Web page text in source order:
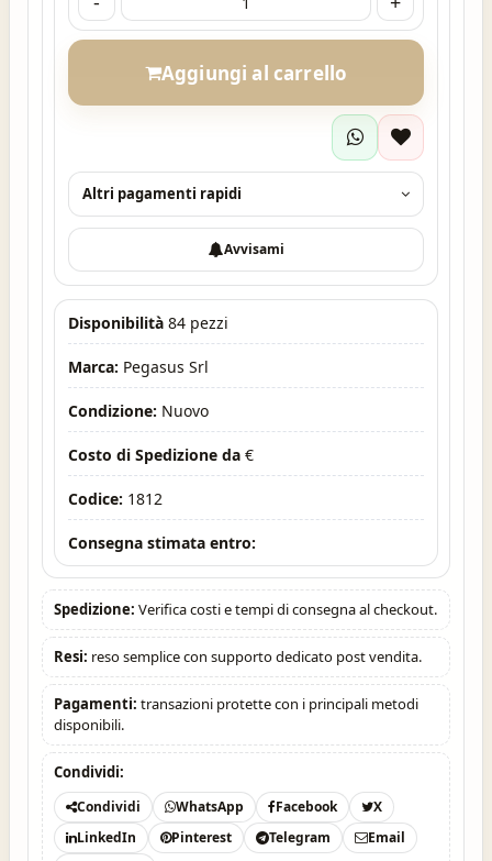
Aggiungi al carrello
Altri pagamenti rapidi
Avvisami
Disponibilità 84 pezzi
Marca: Pegasus Srl
Condizione: Nuovo
Costo di Spedizione da €
Codice: 1812
Consegna stimata entro:
Spedizione: Verifica costi e tempi di consegna al checkout.
Resi: reso semplice con supporto dedicato post vendita.
Pagamenti: transazioni protette con i principali metodi
disponibili.
Condividi:
Condividi WhatsApp Facebook
X
LinkedIn
Pinterest Telegram
Email